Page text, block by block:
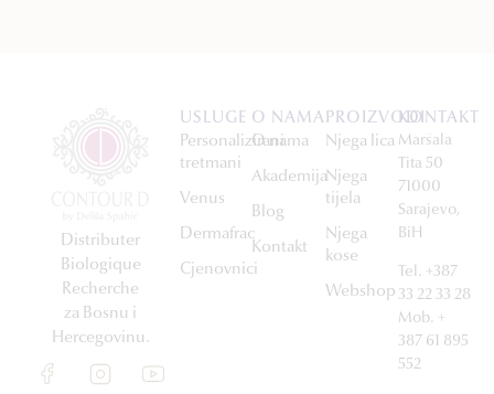
Distributer
Biologique
Recherche
za Bosnu i
Hercegovinu.
USLUGE
Personalizirani
tretmani
Venus
Dermafrac
Cjenovnici
O NAMA
O nama
Akademija
Blog
Kontakt
PROIZVODI
Njega lica
Njega
tijela
Njega
kose
Webshop
KONTAKT
Maršala
Tita 50
71000
Sarajevo,
BiH
Tel. +387
33 22 33 28
Mob. +
387 61 895
552